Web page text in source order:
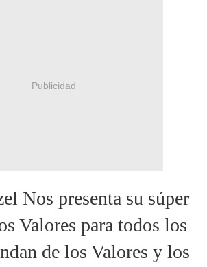
Publicidad
Nos presenta su súper
Valores para todos los
de los Valores y los